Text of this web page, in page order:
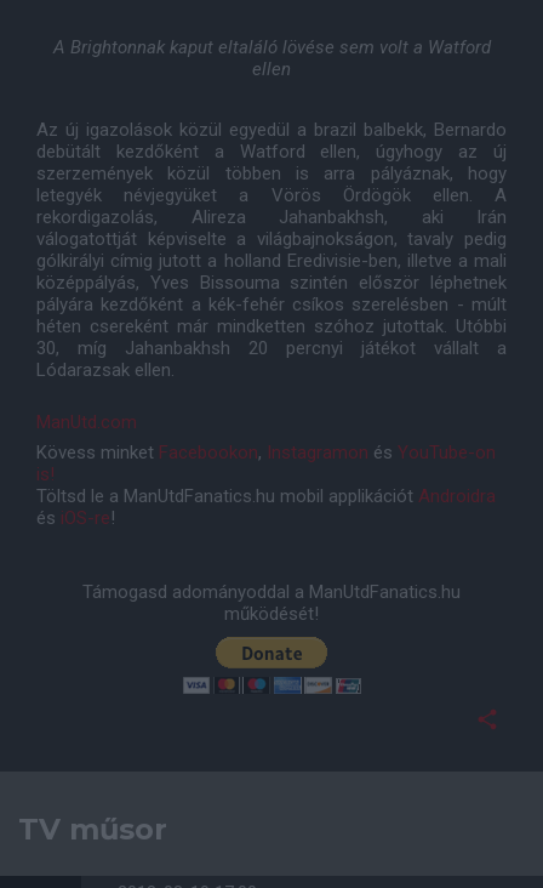
A Brightonnak kaput eltaláló lövése sem volt a Watford
ellen
Az új igazolások közül egyedül a brazil balbekk, Bernardo
debütált kezdőként a Watford ellen, úgyhogy az új
szerzemények közül többen is arra pályáznak, hogy
letegyék névjegyüket a Vörös Ördögök ellen. A
rekordigazolás, Alireza Jahanbakhsh, aki Irán
válogatottját képviselte a világbajnokságon, tavaly pedig
gólkirályi címig jutott a holland Eredivisie-ben, illetve a mali
középpályás, Yves Bissouma szintén először léphetnek
pályára kezdőként a kék-fehér csíkos szerelésben - múlt
héten csereként már mindketten szóhoz jutottak. Utóbbi
30, míg Jahanbakhsh 20 percnyi játékot vállalt a
Lódarazsak ellen.
ManUtd.com
Kövess minket Facebookon, Instagramon és YouTube-on
is!
Töltsd le a ManUtdFanatics.hu mobil applikációt Androidra
és iOS-re!
Támogasd adományoddal a ManUtdFanatics.hu
működését!
TV műsor